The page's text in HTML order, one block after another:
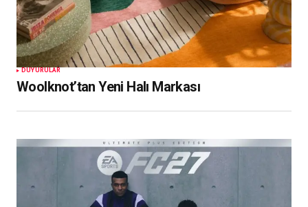
DUYURULAR
Woolknot’tan Yeni Halı Markası